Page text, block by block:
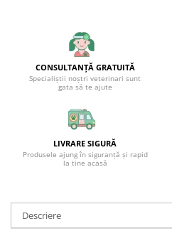
CONSULTANȚĂ GRATUITĂ
Specialiștii noștri veterinari sunt
gata să te ajute
LIVRARE SIGURĂ
Produsele ajung în siguranță și rapid
la tine acasă
Descriere